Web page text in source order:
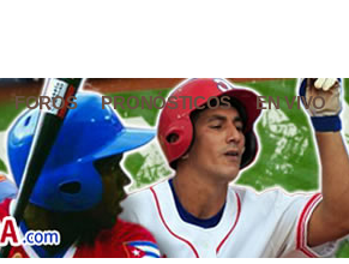
FOROS PRONÓSTICOS EN VIVO